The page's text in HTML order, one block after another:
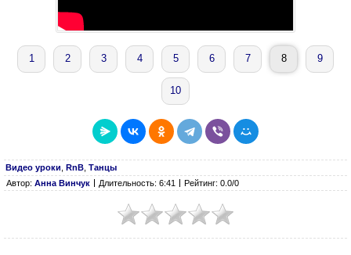
1 2 3 4 5 6 7 8 9
10
Видео уроки RnB Танцы
Автор: Анна Винчук Длительность: 6:41 Рейтинг: 0.0/0